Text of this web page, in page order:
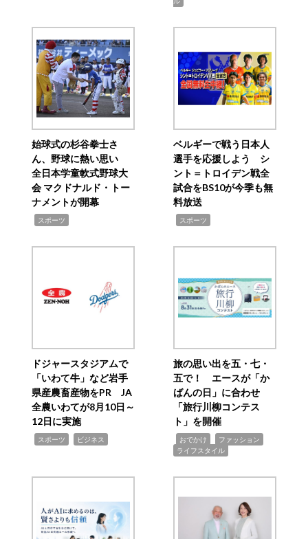
始球式の杉谷拳士さ
ん、野球に熱い思い
全日本学童軟式野球大
会 マクドナルド・トー
ナメントが開幕
スポーツ
ベルギーで戦う日本人
選手を応援しよう シ
ント＝トロイデン戦全
試合をBS10が今季も無
料放送
スポーツ
ドジャースタジアムで
「いわて牛」など岩手
県産農畜産物をPR JA
全農いわてが8月10日～
12日に実施
スポーツ ビジネス
旅の思い出を五・七・
五で！ エースが「か
ばんの日」に合わせ
「旅行川柳コンテス
ト」を開催
おでかけ ファッション
ライフスタイル